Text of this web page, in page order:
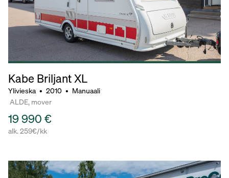
Kabe BriljantXL
Ylivieska • 2010 • Manuaali
ALDE, mover
19 990 €
alk. 259€/kk